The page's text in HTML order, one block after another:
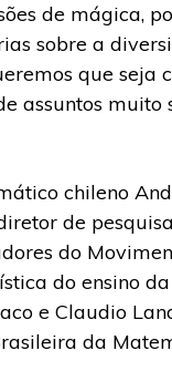
de mágica,
sobre a
que
assuntos
chileno
de
do
do ensino
e Claudio
da